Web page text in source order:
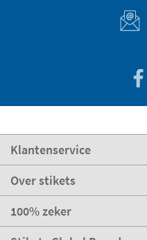
Klantenservice
Over stikets
100% zeker